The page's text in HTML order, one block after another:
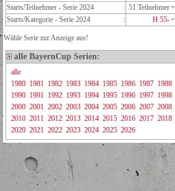
Starts/Teilnehmer - Serie 2024
: 51 Teilnehmer=
Starts/Kategorie - Serie 2024
: H 55-=
Wähle Serie zur Anzeige aus!
alle BayernCup Serien:
alle
1980 1981 1982 1983 1984 1985 1986 1987 1988
1990 1991 1992 1993 1994 1995 1996 1997 1998
2000 2001 2002 2003 2004 2005 2006 2007 2008
2010 2011 2012 2013 2014 2015 2016 2017 2018
2020 2021 2022 2023 2024 2025 2026